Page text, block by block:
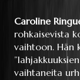
Caroline
rohkaisevista
vaihtoon. Hän
vaihtaneita